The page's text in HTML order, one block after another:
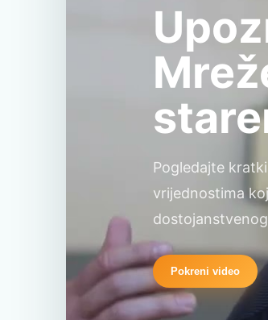
Pogledajte
vrijednostima
Pokreni video